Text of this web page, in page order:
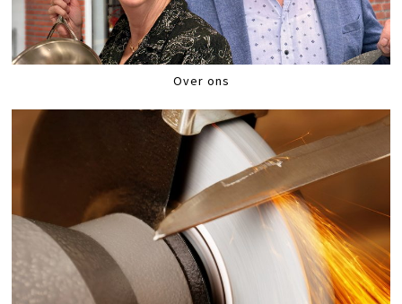
Over ons